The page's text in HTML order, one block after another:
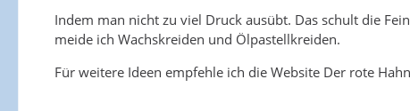
Indem man nicht zu viel Druck ausübt. Das schult die
meide ich Wachskreiden und Ölpastellkreiden.
Für weitere Ideen empfehle ich die Website Der rote